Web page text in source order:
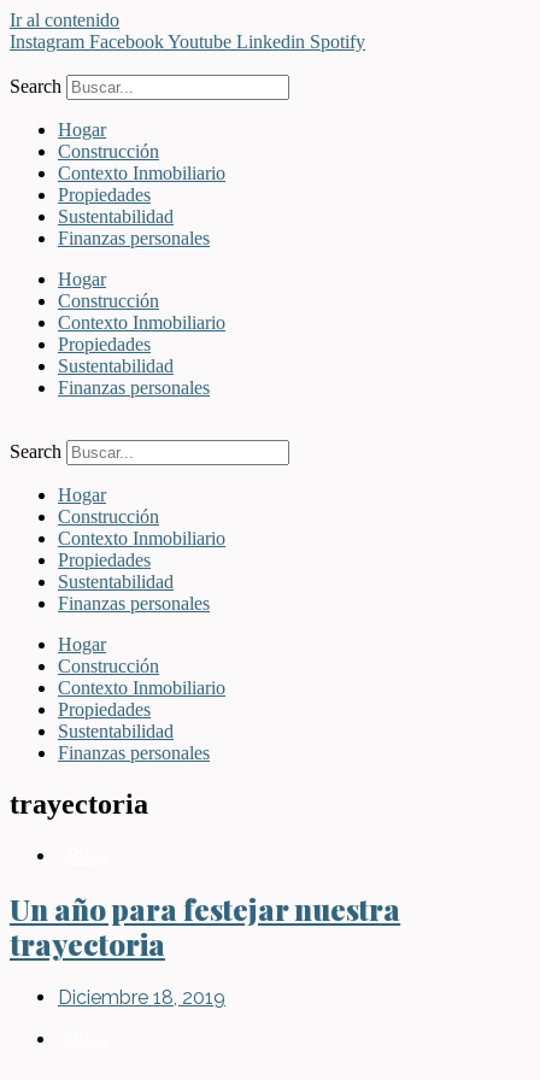
Ir al contenido
Instagram FacebookYoutube Linkedin Spotify
Search
Hogar
Construcción
Contexto Inmobiliario
Propiedades
Sustentabilidad
Finanzas personales
Hogar
Construcción
Contexto Inmobiliario
Propiedades
Sustentabilidad
Finanzas personales
Search
Hogar
Construcción
Contexto Inmobiliario
Propiedades
Sustentabilidad
Finanzas personales
Hogar
Construcción
Contexto Inmobiliario
Propiedades
Sustentabilidad
Finanzas personales
trayectoria
Un año para festejar nuestra
trayectoria
Diciembre 18, 2019